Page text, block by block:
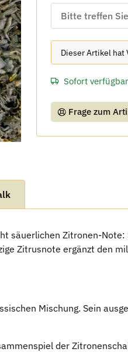
Bitte treffen
x
Dieser Artikel hat
Sofort verfügbar
Frage zum
Zitronen-
Zitrusnote ergänzt den
Mischung. Sein
der